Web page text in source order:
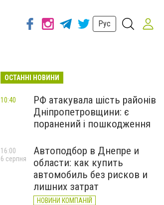
Рус
ОСТАННІ НОВИНИ
РФ атакувала шість районів
Дніпропетровщини: є
поранений і пошкодження
10:40
Автоподбор в Днепре и
области: как купить
автомобиль без рисков и
лишних затрат
НОВИНИ КОМПАНІЙ
16:00
6 серпня